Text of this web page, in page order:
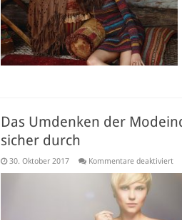
Das Umdenken der
sicher durch
30. Oktober 2017 Kommentare deaktiviertfür